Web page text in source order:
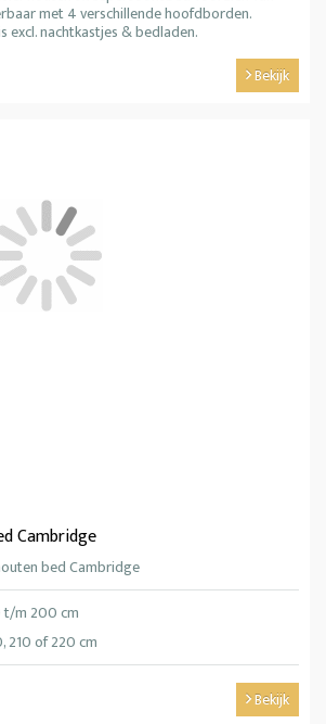
met 4 verschillende hoofdborden.
excl. nachtkastjes & bedladen.
Bekijk
Cambridge
bed Cambridge
t/m 200 cm
210 of 220 cm
Bekijk